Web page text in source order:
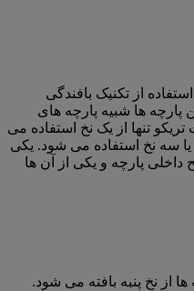
از تکنیک بافندگی
پارچه ها شبیه پارچه های
تنها از یک نخ استفاده می
سه نخ استفاده می شود. یکی
پارچه و یکی از آن ها
از نخ پنبه بافته می شود.